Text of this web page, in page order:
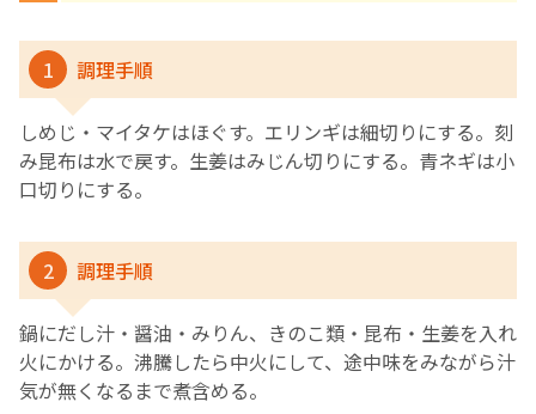
1 調理手順
しめじ・マイタケはほぐす。エリンギは細切りにする。刻
み昆布は水で戻す。生姜はみじん切りにする。青ネギは小
口切りにする。
2 調理手順
鍋にだし汁・醤油・みりん、きのこ類・昆布・生姜を入れ
火にかける。沸騰したら中火にして、途中味をみながら汁
気が無くなるまで煮含める。